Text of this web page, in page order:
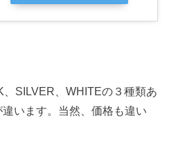
SILVER、WHITEの３種類あ
います。当然、価格も違い